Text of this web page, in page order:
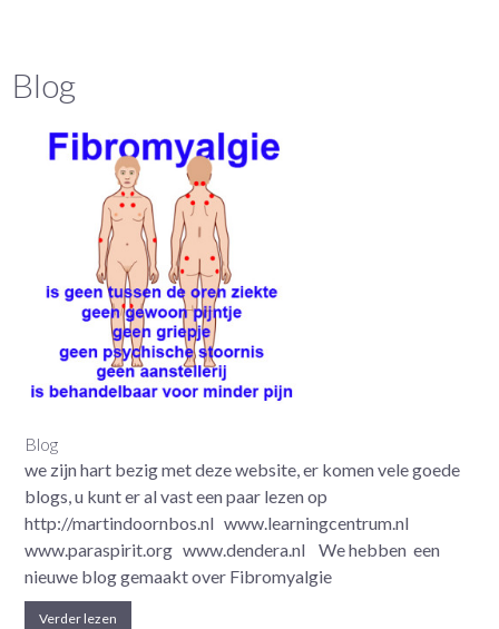
Blog
Blog
we zijn hart bezig met deze website, er komen vele goede
blogs, u kunt er al vast een paar lezen op
http://martindoornbos.nl www.learningcentrum.nl
www.paraspirit.org www.dendera.nl We hebben een
nieuwe blog gemaakt over Fibromyalgie
Verder lezen